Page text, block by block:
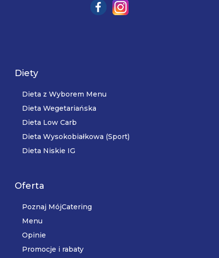
Diety
Dieta z Wyborem Menu
Dieta Wegetariańska
Dieta Low Carb
Dieta Wysokobiałkowa (Sport)
Dieta Niskie IG
Oferta
Poznaj MójCatering
Menu
Opinie
Promocje i rabaty